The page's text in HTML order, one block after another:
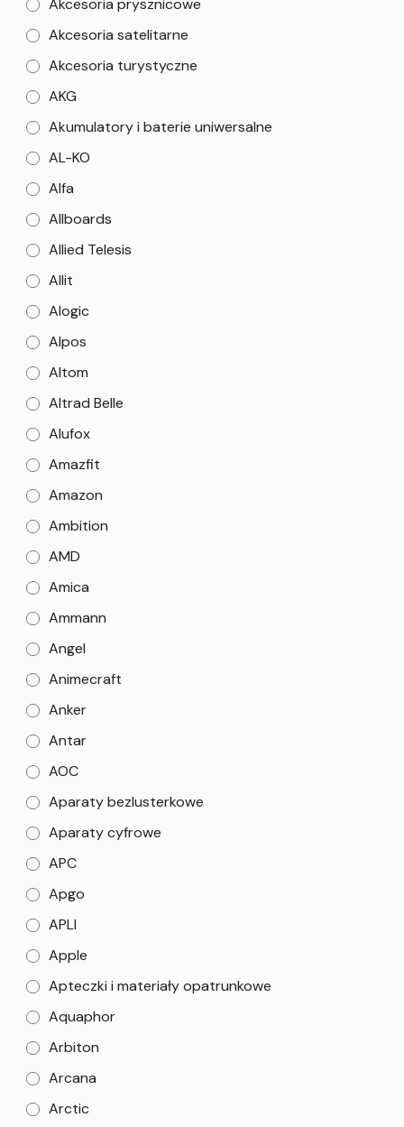
Akcesoria prysznicowe
Akcesoria satelitarne
Akcesoria turystyczne
AKG
Akumulatory i baterie uniwersalne
AL-KO
Alfa
Allboards
Allied Telesis
Allit
Alogic
Alpos
Altom
Altrad Belle
Alufox
Amazfit
Amazon
Ambition
AMD
Amica
Ammann
Angel
Animecraft
Anker
Antar
AOC
Aparaty bezlusterkowe
Aparaty cyfrowe
APC
Apgo
APLI
Apple
Apteczki i materiały opatrunkowe
Aquaphor
Arbiton
Arcana
Arctic